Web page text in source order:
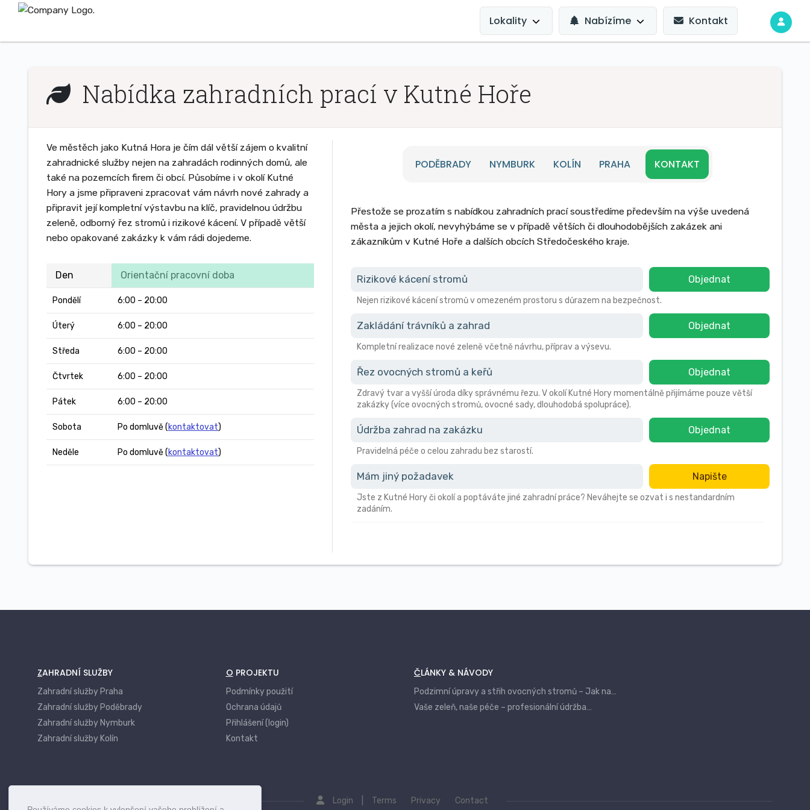
MAIN
NAVIGATION
Lokality Nabízíme Kontakt
Nabídka zahradních prací v Kutné Hoře
Ve městěch jako Kutná Hora je čím dál větší zájem o kvalitní
zahradnické služby nejen na zahradách rodinných domů, ale
také na pozemcích firem či obcí. Působíme i v okolí Kutné
Hory a jsme připraveni zpracovat vám návrh nové zahrady a
připravit její kompletní výstavbu na klíč, pravidelnou údržbu
zeleně, odborný řez stromů i rizikové kácení. V případě větší
nebo opakované zakázky k vám rádi dojedeme.
Den Orientační pracovní doba
Pondělí 6:00 – 20:00
Úterý 6:00 – 20:00
Středa 6:00 – 20:00
Čtvrtek 6:00 – 20:00
Pátek 6:00 – 20:00
Sobota Po domluvě (kontaktovat)
Neděle Po domluvě (kontaktovat)
PODĚBRADY NYMBURK KOLÍN PRAHA KONTAKT
Přestože se prozatím s nabídkou zahradních prací soustředíme především na výše uvedená
města a jejich okolí, nevyhýbáme se v případě větších či dlouhodobějších zakázek ani
zákazníkům v Kutné Hoře a dalších obcích Středočeského kraje.
Rizikové kácení stromů Objednat
Nejen rizikové kácení stromů v omezeném prostoru s důrazem na bezpečnost.
Zakládání trávníků a zahrad Objednat
Kompletní realizace nové zeleně včetně návrhu, příprav a výsevu.
Řez ovocných stromů a keřů Objednat
Zdravý tvar a vyšší úroda díky správnému řezu. V okolí Kutné Hory momentálně přijímáme pouze větší
zakázky (více ovocných stromů, ovocné sady, dlouhodobá spolupráce).
Údržba zahrad na zakázku Objednat
Pravidelná péče o celou zahradu bez starostí.
Mám jiný požadavek Napište
Jste z Kutné Hory či okolí a poptáváte jiné zahradní práce? Neváhejte se ozvat i s nestandardním
zadáním.
ZAHRADNÍ SLUŽBY
Zahradní služby Praha
Zahradní služby Poděbrady
Zahradní služby Nymburk
Zahradní služby Kolín
O PROJEKTU
Podmínky použití
Ochrana údajů
Přihlášení (login)
Kontakt
ČLÁNKY & NÁVODY
Podzimní úpravy a střih ovocných stromů – Jak na…
Vaše zeleň, naše péče – profesionální údržba…
Login Terms Privacy Contact